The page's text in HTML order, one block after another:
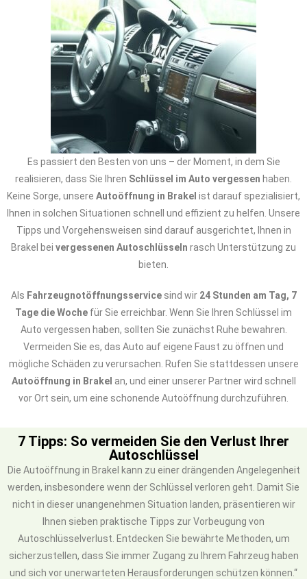
Es passiert den Besten von uns – der Moment, in dem Sie
realisieren, dass Sie Ihren Schlüssel im Auto vergessen haben.
Keine Sorge, unsere Autoöffnung in Brakel ist darauf spezialisiert,
Ihnen in solchen Situationen schnell und effizient zu helfen. Unsere
Tipps und Vorgehensweisen sind darauf ausgerichtet, Ihnen in
Brakel bei vergessenen Autoschlüsseln rasch Unterstützung zu
bieten.
Als Fahrzeugnotöffnungsservicesind wir 24 Stunden am Tag, 7
Tage die Woche für Sie erreichbar. Wenn Sie Ihren Schlüssel im
Auto vergessen haben, sollten Sie zunächst Ruhe bewahren.
Vermeiden Sie es, das Auto auf eigene Faust zu öffnen und
mögliche Schäden zu verursachen. Rufen Sie stattdessen unsere
Autoöffnung in Brakel an, und einer unserer Partner wird schnell
vor Ort sein, um eine schonende Autoöffnung durchzuführen.
7 Tipps: So vermeiden Sie den Verlust Ihrer
Autoschlüssel
Die Autoöffnung in Brakel kann zu einer drängenden Angelegenheit
werden, insbesondere wenn der Schlüssel verloren geht. Damit Sie
nicht in dieser unangenehmen Situation landen, präsentieren wir
Ihnen sieben praktische Tipps zur Vorbeugung von
Autoschlüsselverlust. Entdecken Sie bewährte Methoden, um
sicherzustellen, dass Sie immer Zugang zu Ihrem Fahrzeug haben
und sich vor unerwarteten Herausforderungen schützen können.“